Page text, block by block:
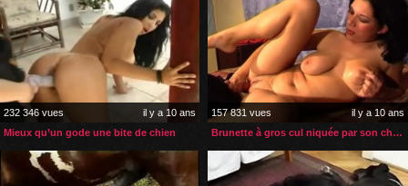
232 346 vues
il y a 10 ans
Mieux qu’un gode une bite de chien
157 831 vues
il y a 10 ans
Brunette à gros cul niquée par son chien